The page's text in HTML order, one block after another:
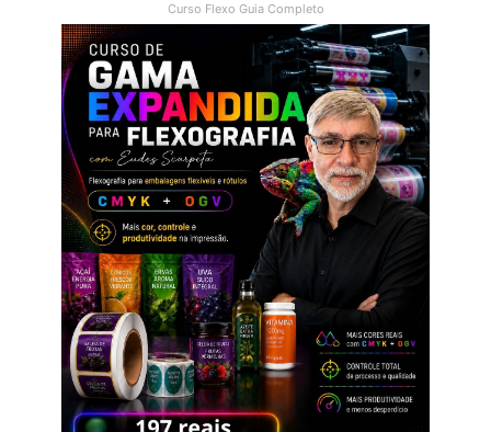
Curso Flexo Guia Completo